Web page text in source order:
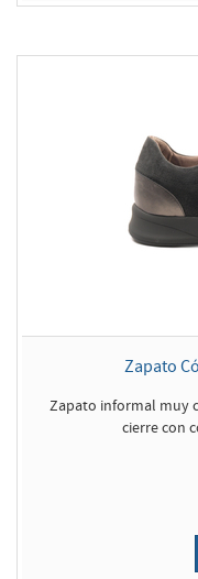
Zapato
Zapato informal muy
cierre con